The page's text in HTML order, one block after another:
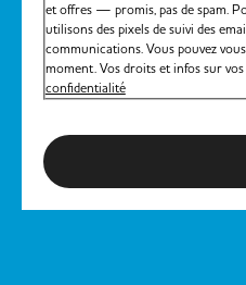
et offres — promis, pas de spam.
utilisons des pixels de suivi des
communications. Vous pouvez
moment. Vos droits et infos sur vos
confidentialité